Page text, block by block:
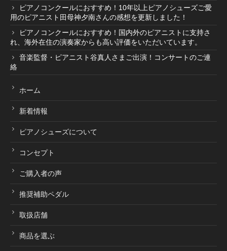
指導者の声１
商品受賞歴
取扱店舗
ピアノコンクールにおすすめ！10年以上ピアノシューズご愛
用のピアニスト田母神夕南さんの感想を更新しました！
ピアノコンクールにおすすめ！国内外のピアニストに支持さ
れ、海外在住の演奏家からも高い評価をいただいています。
音楽監督・ピアニスト谷真人さまご出演！コンサートのご連
絡
ホーム
新着情報
ピアノシューズについて
コンセプト
ご購入者の声
推奨補助ペダル
取扱店舗
商品を選ぶ